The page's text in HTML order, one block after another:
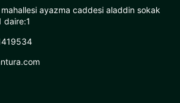
mahallesi ayazma caddesi aladdin sokak
daire:1